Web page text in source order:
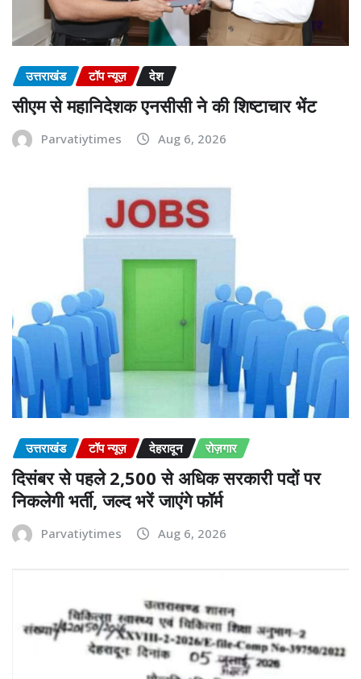
उत्तराखंड टॉप न्यूज़ देश
सीएम से महानिदेशक एनसीसी ने की शिष्टाचार भेंट
Parvatiytimes Aug 6, 2026
उत्तराखंड टॉप न्यूज़ देहरादून रोज़गार
दिसंबर से पहले 2,500 से अधिक सरकारी पदों पर
निकलेगी भर्ती, जल्द भरें जाएंगे फॉर्म
Parvatiytimes Aug 6, 2026